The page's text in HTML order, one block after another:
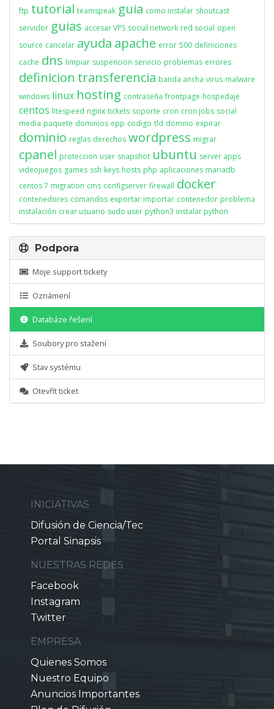
ftp tutorial teamspeak guia como instalar shoutcast
servidor guias accesar VPS social network red social open
source cancelar ayuda apache error 500 definiciones
cache dns limpiar suspencion servicio problemas errores
definicion transferencia banda ancha virus malware
windows linux hosting contraseña frontpage hospedaje
centos litespeed nginx tickets soporte cron cron jobs social
media paquete dominios epp codigo tld domnio expirar
dominio reglas derechos wordpress migrar
cpanel proteccion user snapshot ubuntu server apps
videojuegos games ssh keys hosts php aplicaciones mariadb
centos 7 migration cms configserver firewall docker
contenedores comandos exportar importar contenedor problema
instalación crear usuario sudo user python3 instalar python
Podpora
Moje support tickety
Oznámení
Databáze řešení
Soubory pro stažení
Stav systému
Otevřít ticket
INICIATIVAS
Difusión de Ciencia/Tec
Portal Sinapsis
NUESTRAS REDES
Facebook
Instagram
Twitter
EMPRESA
Quienes Somos
Nuestro Equipo
Anuncios Importantes